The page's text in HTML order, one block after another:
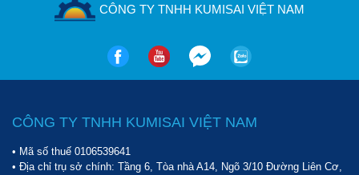
CÔNG TY TNHH KUMISAI VIỆT NAM
CÔNG TY TNHH KUMISAI VIỆT NAM
• Mã số thuế 0106539641
• Địa chỉ trụ sở chính: Tầng 6, Tòa nhà A14, Ngõ 3/10 Đường Liên Cơ,